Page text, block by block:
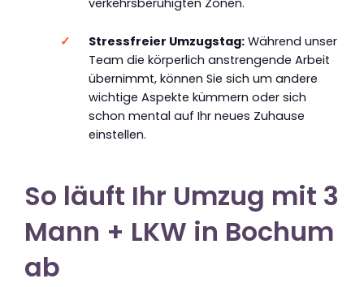
verkehrsberuhigten Zonen.
Stressfreier Umzugstag:Während unser
Team die körperlich anstrengende Arbeit
übernimmt, können Sie sich um andere
wichtige Aspekte kümmern oder sich
schon mental auf Ihr neues Zuhause
einstellen.
So läuft Ihr Umzug mit 3
Mann + LKW in Bochum
ab